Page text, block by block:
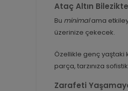
Ataç Altın
Bu minimalama
üzerinize çekecek.
Özellikle genç yaştaki
parça, tarzınıza
Zarafeti